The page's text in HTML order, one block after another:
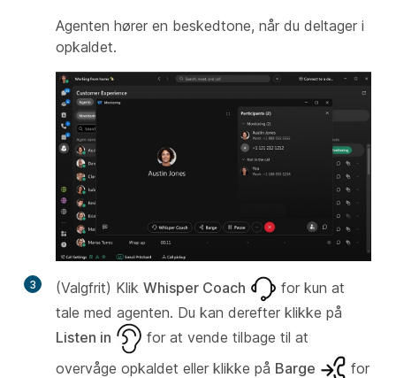
Agenten hører en beskedtone, når du deltager i
opkaldet.
3 (Valgfrit) Klik Whisper Coach
for kun at
tale med agenten. Du kan derefter klikke på
Listen in
for at vende tilbage til at
overvåge opkaldet eller klikke på Barge
for